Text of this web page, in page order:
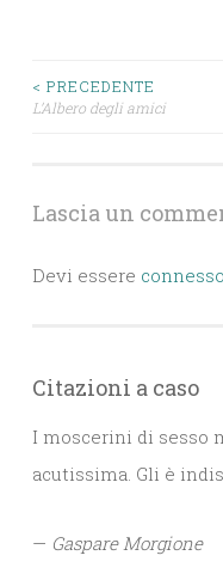
Navigazione
< PRECEDENTE
L’Albero degli amici
Lascia un
Devi essere connesso
Citazioni a caso
I moscerini di sesso
acutissima. Gli è
— Gaspare Morgione